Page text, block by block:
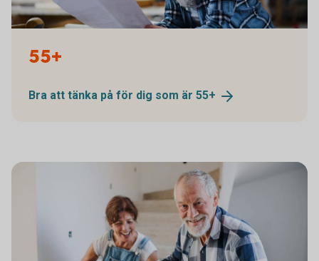
55+
Bra att tänka på för dig som är 55+